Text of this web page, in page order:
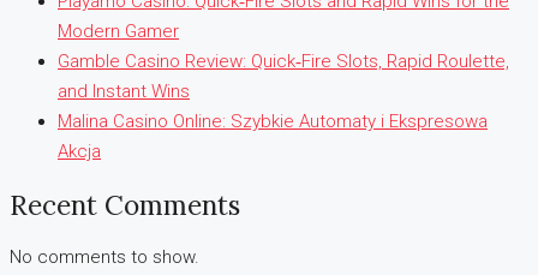
Modern Gamer
Gamble Casino Review: Quick‑Fire Slots, Rapid Roulette,
and Instant Wins
Malina Casino Online: Szybkie Automaty i Ekspresowa
Akcja
Recent Comments
No comments to show.